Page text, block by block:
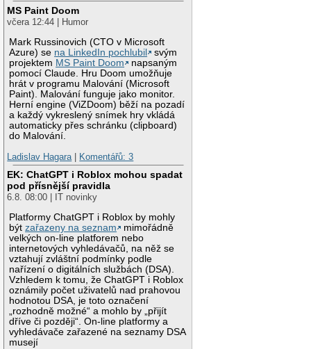
MS Paint Doom
včera 12:44 | Humor
Mark Russinovich (CTO v Microsoft
Azure) se na LinkedIn pochlubil
svým
projektem MS Paint Doom
napsaným
pomocí Claude. Hru Doom umožňuje
hrát v programu Malování (Microsoft
Paint). Malování funguje jako monitor.
Herní engine (ViZDoom) běží na pozadí
a každý vykreslený snímek hry vkládá
automaticky přes schránku (clipboard)
do Malování.
Ladislav Hagara
Komentářů: 3
EK: ChatGPT i Roblox mohou spadat
pod přísnější pravidla
6.8. 08:00 | IT novinky
Platformy ChatGPT i Roblox by mohly
býtzařazeny na seznam
mimořádně
velkých on-line platforem nebo
internetových vyhledávačů, na něž se
vztahují zvláštní podmínky podle
nařízení o digitálních službách (DSA).
Vzhledem k tomu, že ChatGPT i Roblox
oznámily počet uživatelů nad prahovou
hodnotou DSA, je toto označení
„rozhodně možné“ a mohlo by „přijít
dříve či později“. On-line platformy a
vyhledávače zařazené na seznamy DSA
musejí